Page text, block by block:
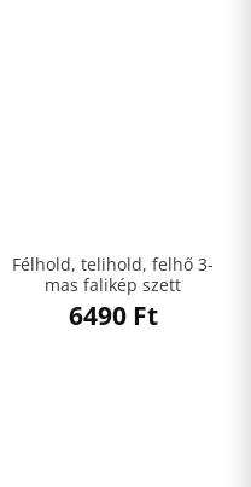
Félhold, telihold, felhő 3-
mas falikép szett
6490 Ft